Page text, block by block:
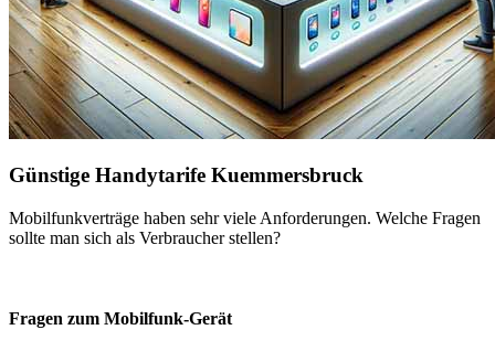
Günstige Handytarife Kuemmersbruck
Mobilfunkverträge haben sehr viele Anforderungen. Welche Fragen
sollte man sich als Verbraucher stellen?
Fragen zum Mobilfunk-Gerät